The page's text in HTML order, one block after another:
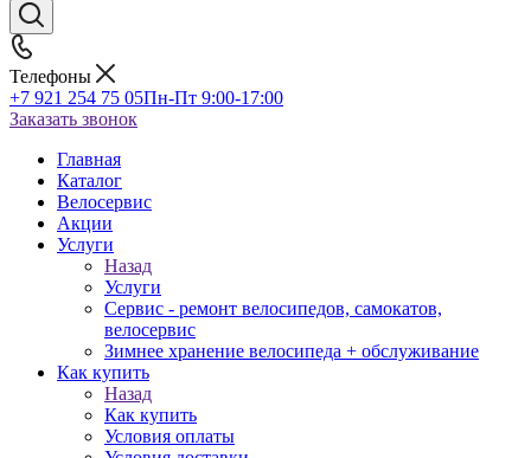
Телефоны
+7 921 254 75 05Пн-Пт 9:00-17:00
Заказать звонок
Главная
Каталог
Велосервис
Акции
Услуги
Назад
Услуги
Сервис - ремонт велосипедов, самокатов,
велосервис
Зимнее хранение велосипеда + обслуживание
Как купить
Назад
Как купить
Условия оплаты